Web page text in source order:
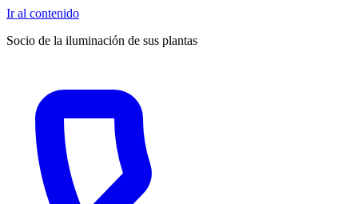
Ir al contenido
Socio de la iluminación de sus plantas